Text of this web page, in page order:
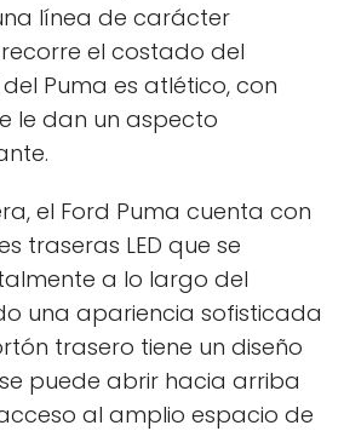
línea de carácter
el costado del
Puma es atlético, con
le dan un aspecto
el Ford Puma cuenta con
traseras LED que se
a lo largo del
una apariencia sofisticada
trasero tiene un diseño
puede abrir hacia arriba
al amplio espacio de